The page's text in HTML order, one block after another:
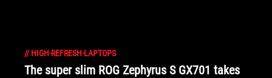
// HIGH-REFRESH-LAPTOPS
The super slim ROG Zephyrus S GX701 takes